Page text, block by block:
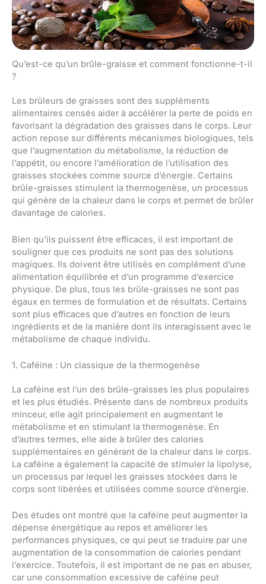
Qu’est-ce qu’un brûle-graisse et comment fonctionne-t-il
?
Les brûleurs de graisses sont des suppléments
alimentaires censés aider à accélérer la perte de poids en
favorisant la dégradation des graisses dans le corps. Leur
action repose sur différents mécanismes biologiques, tels
que l’augmentation du métabolisme, la réduction de
l’appétit, ou encore l’amélioration de l’utilisation des
graisses stockées comme source d’énergie. Certains
brûle-graisses stimulent la thermogenèse, un processus
qui génère de la chaleur dans le corps et permet de brûler
davantage de calories.
Bien qu’ils puissent être efficaces, il est important de
souligner que ces produits ne sont pas des solutions
magiques. Ils doivent être utilisés en complément d’une
alimentation équilibrée et d’un programme d’exercice
physique. De plus, tous les brûle-graisses ne sont pas
égaux en termes de formulation et de résultats. Certains
sont plus efficaces que d’autres en fonction de leurs
ingrédients et de la manière dont ils interagissent avec le
métabolisme de chaque individu.
1. Caféine : Un classique de la thermogenèse
La caféine est l’un des brûle-graisses les plus populaires
et les plus étudiés. Présente dans de nombreux produits
minceur, elle agit principalement en augmentant le
métabolisme et en stimulant la thermogenèse. En
d’autres termes, elle aide à brûler des calories
supplémentaires en générant de la chaleur dans le corps.
La caféine a également la capacité de stimuler la lipolyse,
un processus par lequel les graisses stockées dans le
corps sont libérées et utilisées comme source d’énergie.
Des études ont montré que la caféine peut augmenter la
dépense énergétique au repos et améliorer les
performances physiques, ce qui peut se traduire par une
augmentation de la consommation de calories pendant
l’exercice. Toutefois, il est important de ne pas en abuser,
car une consommation excessive de caféine peut